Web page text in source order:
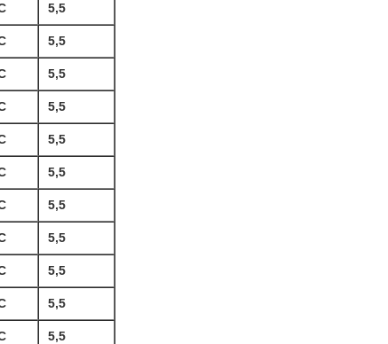
5,5
5,5
5,5
5,5
5,5
5,5
5,5
5,5
5,5
5,5
5,5